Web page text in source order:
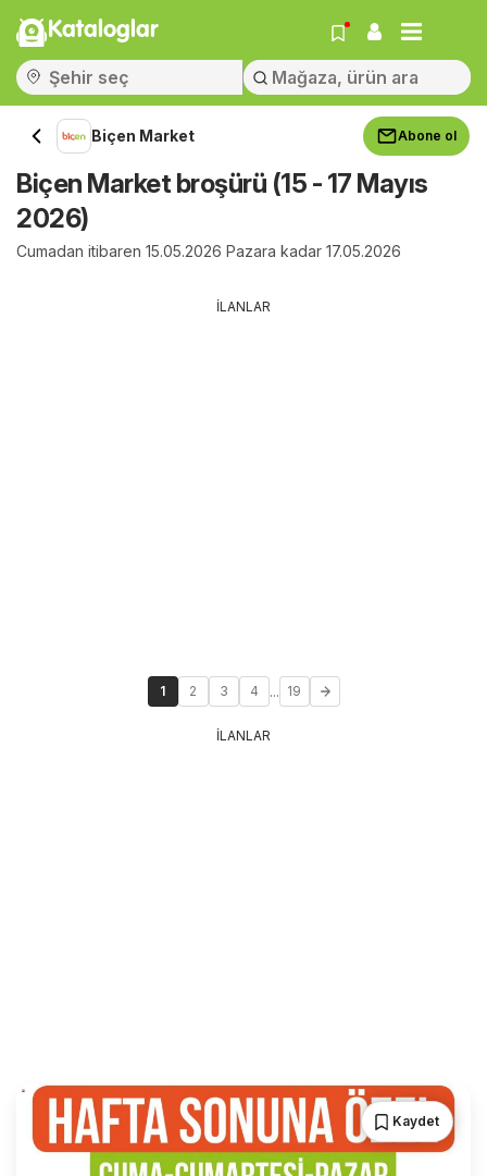
Kataloglar
Biçen Market Abone ol
Biçen Market broşürü (15 - 17 Mayıs
2026)
Cumadan itibaren 15.05.2026 Pazara kadar 17.05.2026
İLANLAR
1 2 3 4 ... 19
İLANLAR
Kaydet